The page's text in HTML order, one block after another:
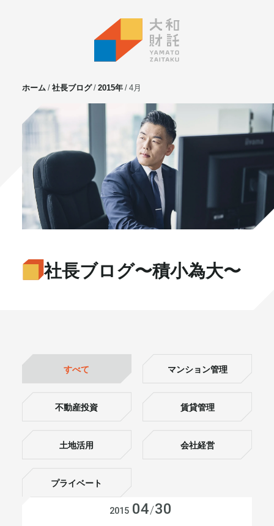
不動産投資
⼟地活⽤
マンション管理
賃貸管理
実需用戸建・マンション
ホテル事業
お客様の声
大和財託の意志
会社情報
代表メッセージ
プライベート相談
コラム
まずは無料で相談
ホーム 社長ブログ 2015年 4月
社長ブログ〜積小為大〜
すべて マンション管理
不動産投資 賃貸管理
土地活用 会社経営
プライベート
2015 04/30